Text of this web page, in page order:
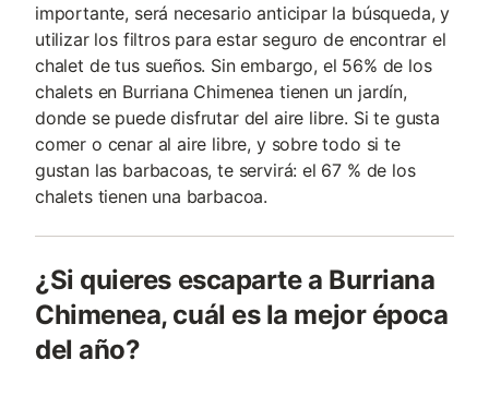
importante, será necesario anticipar la búsqueda, y
utilizar los filtros para estar seguro de encontrar el
chalet de tus sueños. Sin embargo, el 56% de los
chalets en Burriana Chimenea tienen un jardín,
donde se puede disfrutar del aire libre. Si te gusta
comer o cenar al aire libre, y sobre todo si te
gustan las barbacoas, te servirá: el 67 % de los
chalets tienen una barbacoa.
¿Si quieres escaparte a Burriana
Chimenea, cuál es la mejor época
del año?